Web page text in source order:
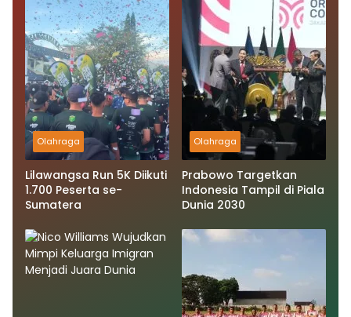
Olahraga
Lilawangsa Run 5K Diikuti
1.700 Peserta se-
Sumatera
Olahraga
Prabowo Targetkan
Indonesia Tampil di Piala
Dunia 2030